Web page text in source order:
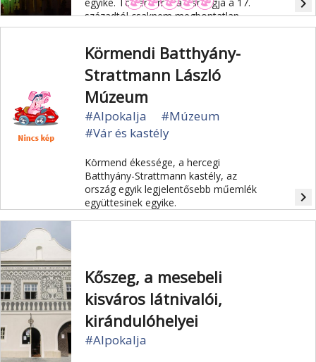
századtól csaknem megbontatlan
egységként őrződött meg. Sopron
kulturális értékeivel csalogatja
vendégeit: a várost körül ölelő erdők
tanösvényei, jelzett sétaútjai,
kilátóhelyei kínálnak kellemes
kirándulást.
navigate_next
Körmendi Batthyány-
Strattmann László
Múzeum
#Alpokalja
#Múzeum
#Vár és kastély
Körmend ékessége, a hercegi
Batthyány-Strattmann kastély, az
ország egyik legjelentősebb műemlék
együttesinek egyike.
navigate_next
Kőszeg, a mesebeli
kisváros látnivalói,
kirándulóhelyei
#Alpokalja